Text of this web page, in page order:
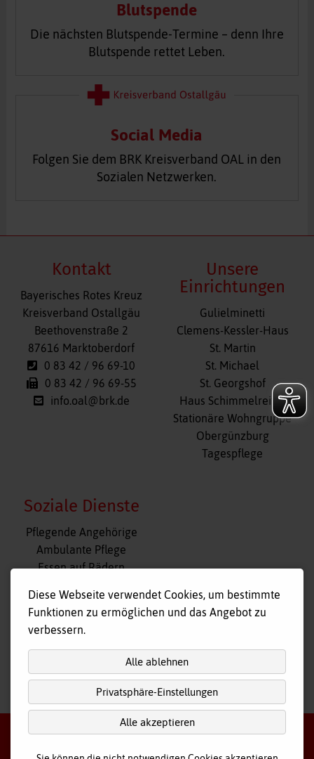
Blutspende
Die nächsten Blutspende-Termine – denn Ihre
Blutspende rettet Leben.
Social Media
Folgen Sie dem BRK Kreisverband OAL in den
Sozialen Netzwerken.
Kontakt
Bayerisches Rotes Kreuz
Kreisverband Ostallgäu
Beethovenstraße 2
87616 Marktoberdorf
0 83 42 / 96 69-10
0 83 42 / 96 69-55
info.oal@brk.de
Unsere
Einrichtungen
Navigation
überspringen
Gulielminetti
Clemens-Kessler-Haus
St. Martin
St. Michael
St. Georgshof
Haus Schimmelreiter
Stationäre Wohngruppe
Obergünzburg
Tagespflege
Soziale Dienste
Navigation
überspringen
Pflegende Angehörige
Ambulante Pflege
Essen auf Rädern
Tagespflege
Hausnotruf
nach oben
Diese Webseite verwendet Cookies, um bestimmte
Funktionen zu ermöglichen und das Angebot zu
verbessern.
Alle ablehnen
Privatsphäre-Einstellungen
Alle akzeptieren